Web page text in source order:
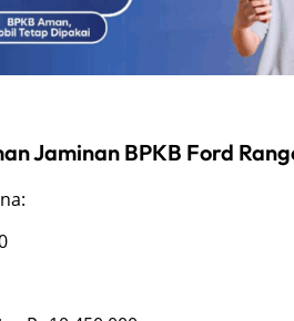
Jaminan BPKB Ford